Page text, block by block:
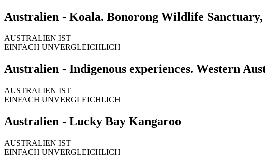
Australien - Koala. Bonorong Wildlife Sanctuary,
AUSTRALIEN IST
EINFACH UNVERGLEICHLICH
Australien - Indigenous experiences. Western
AUSTRALIEN IST
EINFACH UNVERGLEICHLICH
Australien - Lucky Bay Kangaroo
AUSTRALIEN IST
EINFACH UNVERGLEICHLICH